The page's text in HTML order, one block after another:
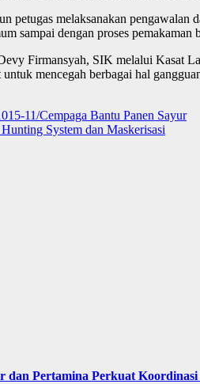
petugas melaksanakan
sampai dengan proses pemakaman
Firmansyah, SIK melalui Kasat
mencegah berbagai hal
11/Cempaga Bantu Panen Sayur
System dan Maskerisasi
dan Pertamina Perkuat